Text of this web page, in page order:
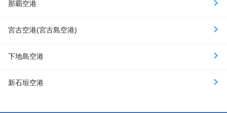
那覇空港
宮古空港(宮古島空港)
下地島空港
新石垣空港